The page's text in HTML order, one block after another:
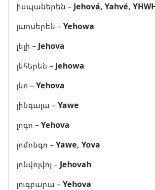
իսպաներեն – Jehová, Yahvé,
լաոսերեն –Yehowa
լելի – Jehova
լեհերեն – Jehowa
լևո –Yehova
լինգալա –Yawe
լոգո –Yehova
լոմոնգո –Yawe, Yova
լոնվոլվոլ – Jehovah
լուգբարա –Yehova